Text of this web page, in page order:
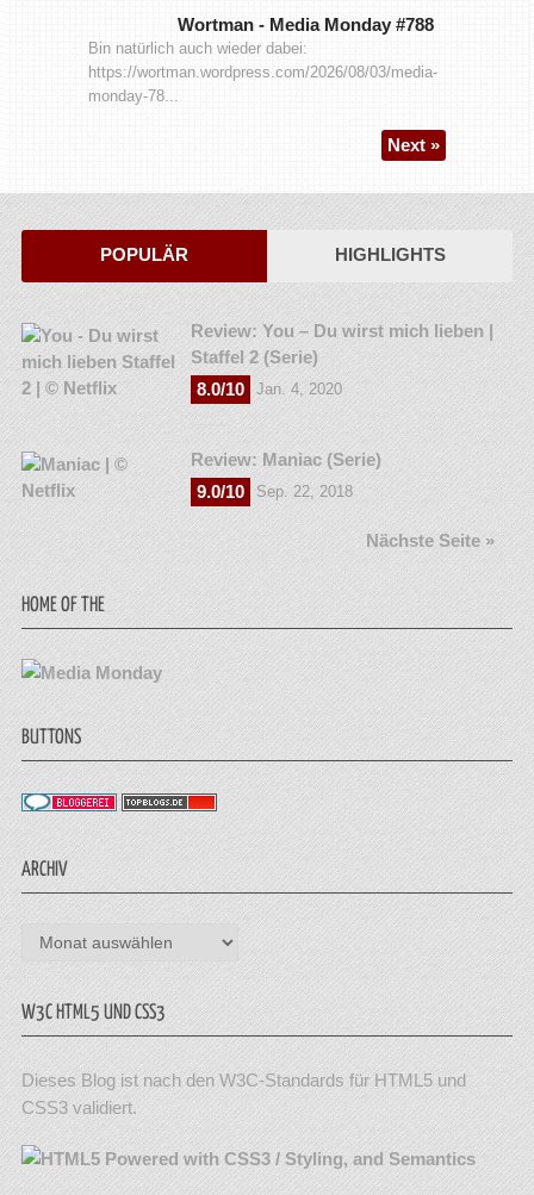
Wortman - Media Monday #788
Bin natürlich auch wieder dabei:
https://wortman.wordpress.com/2026/08/03/media-
monday-78...
Next »
POPULÄR HIGHLIGHTS
Review: You – Du wirst mich lieben |
Staffel 2 (Serie)
8.0/10
Jan. 4, 2020
Review: Maniac (Serie)
9.0/10
Sep. 22, 2018
Nächste Seite »
HOME OF THE
BUTTONS
ARCHIV
Archiv
W3C HTML5 UND CSS3
Dieses Blog ist nach den W3C-Standards für HTML5 und
CSS3 validiert.